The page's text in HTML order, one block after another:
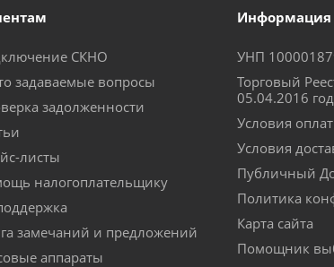
СКНО
задаваемые вопросы
задолженности
листы
налогоплательщику
замечаний и предложений
аппараты
Информация
УНП
Торговый
05.04.2016
Условия
Условия
Публичный
Политика
Карта сайта
Помощник